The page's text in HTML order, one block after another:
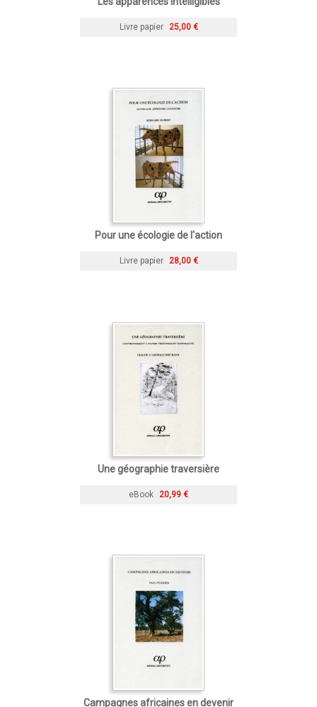
Livre papier 25,00 €
Pour une écologie de l'action
Livre papier 28,00 €
Une géographie traversière
eBook 20,99 €
Campagnes africaines en devenir